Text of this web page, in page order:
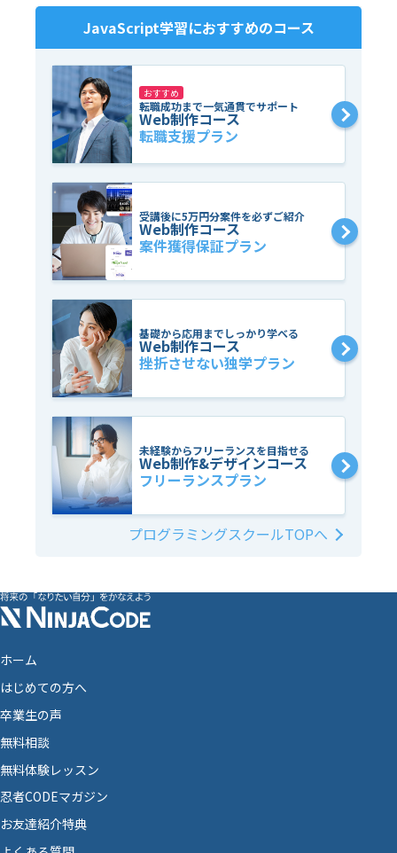
JavaScript学習におすすめのコース
おすすめ
転職成功まで一気通貫でサポート
Web制作コース
転職支援プラン
受講後に5万円分案件を必ずご紹介
Web制作コース
案件獲得保証プラン
基礎から応用までしっかり学べる
Web制作コース
挫折させない独学プラン
未経験からフリーランスを目指せる
Web制作&デザインコース
フリーランスプラン
プログラミングスクールTOPへ
ホーム
はじめての方へ
卒業生の声
無料相談
無料体験レッスン
忍者CODEマガジン
お友達紹介特典